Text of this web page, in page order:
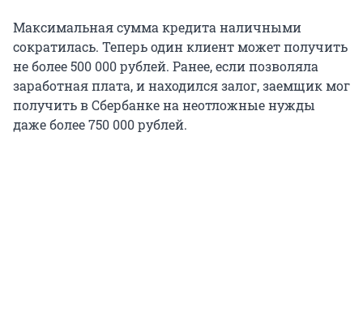
Максимальная сумма кредита наличными
сократилась. Теперь один клиент может получить
не более 500 000 рублей. Ранее, если позволяла
заработная плата, и находился залог, заемщик мог
получить в Сбербанке на неотложные нужды
даже более 750 000 рублей.